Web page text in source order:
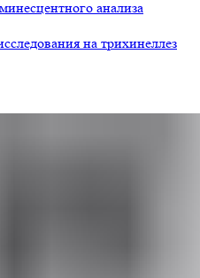
анализа
на трихинеллез